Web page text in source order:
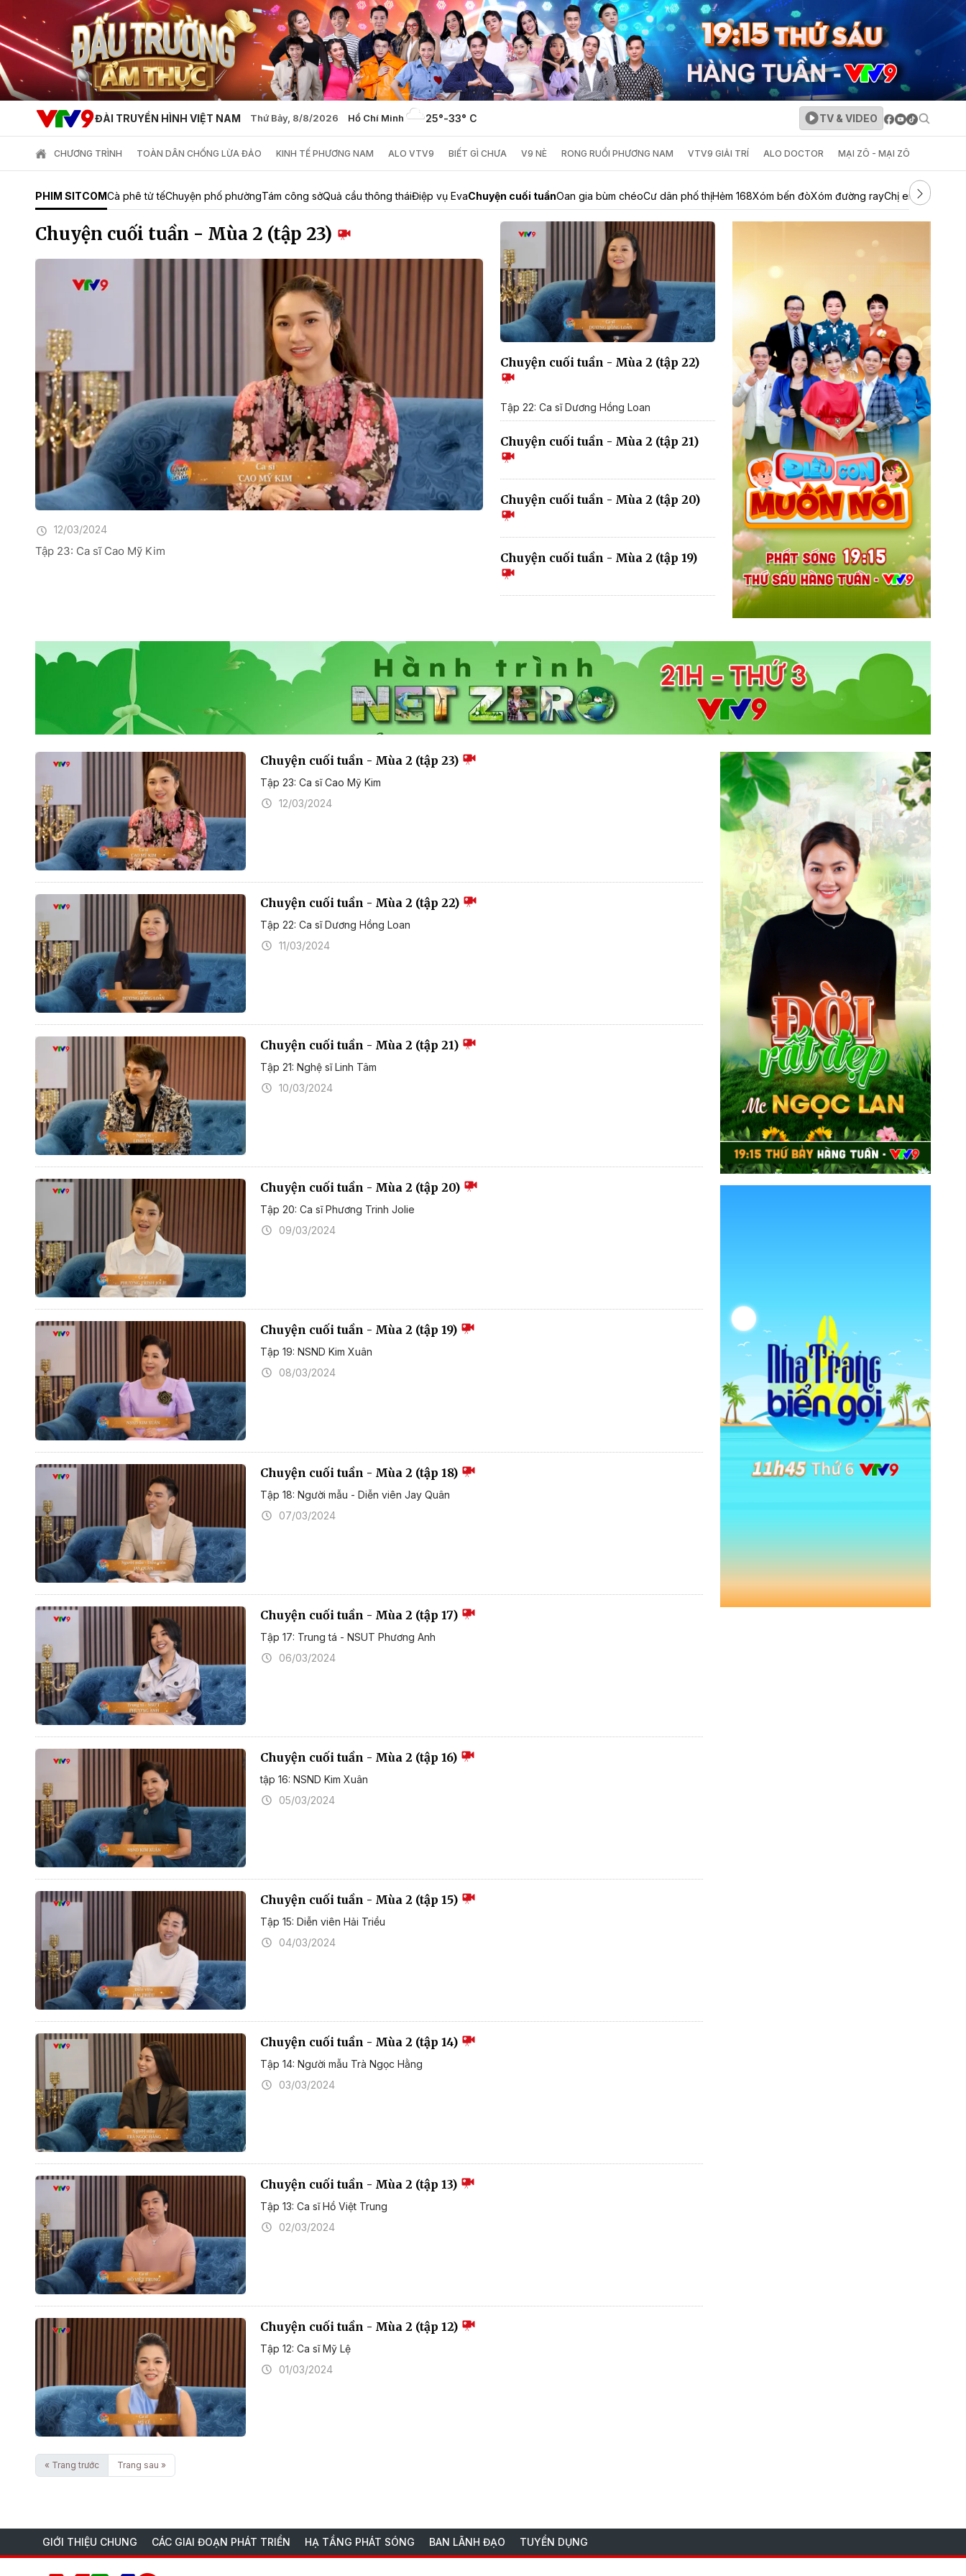
ĐÀI TRUYỀN HÌNH VIỆT NAM Thứ Bảy, 8/8/2026 Hồ Chí Minh 25°-33° C TV & VIDEO
CHƯƠNG TRÌNH TOÀN DÂN CHỐNG LỪA ĐẢO KINH TẾ PHƯƠNG NAM ALO VTV9 BIẾT GÌ CHƯA V9 NÈ RONG RUỔI PHƯƠNG NAM VTV9 GIẢI TRÍ ALO DOCTOR MẠI ZÔ - MẠI ZÔ
PHIM SITCOMCà phê tử tếChuyện phố phườngTám công sởQuả cầu thông tháiĐiệp vụ EvaChuyện cuối tuầnOan gia bùm chéoCư dân phố thịHẻm 168Xóm bến đòXóm đường rayChị em khác mẹ
Chuyện cuối tuần - Mùa 2 (tập 23)
12/03/2024
Tập 23: Ca sĩ Cao Mỹ Kim
Chuyện cuối tuần - Mùa 2 (tập 22)
Tập 22: Ca sĩ Dương Hồng Loan
Chuyện cuối tuần - Mùa 2 (tập 21)
Chuyện cuối tuần - Mùa 2 (tập 20)
Chuyện cuối tuần - Mùa 2 (tập 19)
Chuyện cuối tuần - Mùa 2 (tập 23)
Tập 23: Ca sĩ Cao Mỹ Kim
12/03/2024
Chuyện cuối tuần - Mùa 2 (tập 22)
Tập 22: Ca sĩ Dương Hồng Loan
11/03/2024
Chuyện cuối tuần - Mùa 2 (tập 21)
Tập 21: Nghệ sĩ Linh Tâm
10/03/2024
Chuyện cuối tuần - Mùa 2 (tập 20)
Tập 20: Ca sĩ Phương Trinh Jolie
09/03/2024
Chuyện cuối tuần - Mùa 2 (tập 19)
Tập 19: NSND Kim Xuân
08/03/2024
Chuyện cuối tuần - Mùa 2 (tập 18)
Tập 18: Người mẫu - Diễn viên Jay Quân
07/03/2024
Chuyện cuối tuần - Mùa 2 (tập 17)
Tập 17: Trung tá - NSUT Phương Anh
06/03/2024
Chuyện cuối tuần - Mùa 2 (tập 16)
tập 16: NSND Kim Xuân
05/03/2024
Chuyện cuối tuần - Mùa 2 (tập 15)
Tập 15: Diễn viên Hải Triều
04/03/2024
Chuyện cuối tuần - Mùa 2 (tập 14)
Tập 14: Người mẫu Trà Ngọc Hằng
03/03/2024
Chuyện cuối tuần - Mùa 2 (tập 13)
Tập 13: Ca sĩ Hồ Việt Trung
02/03/2024
Chuyện cuối tuần - Mùa 2 (tập 12)
Tập 12: Ca sĩ Mỹ Lệ
01/03/2024
« Trang trước Trang sau »
GIỚI THIỆU CHUNG CÁC GIAI ĐOẠN PHÁT TRIỂN HẠ TẦNG PHÁT SÓNG BAN LÃNH ĐẠO TUYỂN DỤNG